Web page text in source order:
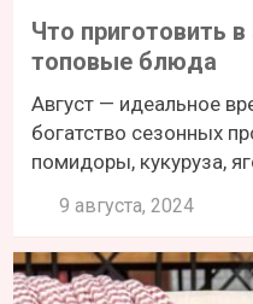
Что приготовить в
топовые блюда
Август — идеальное
богатство сезонных
помидоры, кукуруза,
9 августа, 2024